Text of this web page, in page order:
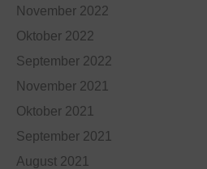
November 2022
Oktober 2022
September 2022
November 2021
Oktober 2021
September 2021
August 2021